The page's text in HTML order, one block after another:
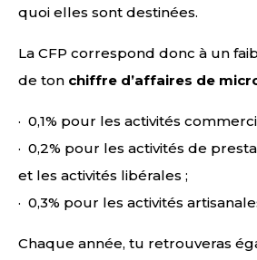
quoi elles sont destinées.
La CFP correspond donc à un
de ton chiffre d’affaires de
· 0,1% pour les activités
· 0,2% pour les activités de
et les activités libérales ;
· 0,3% pour les activités
Chaque année, tu retrouveras